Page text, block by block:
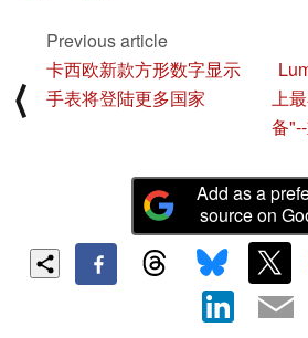
⟨
Previous article
卡西欧新款方形数字显示
手表将登陆更多国家
上
备
Add as a
source on